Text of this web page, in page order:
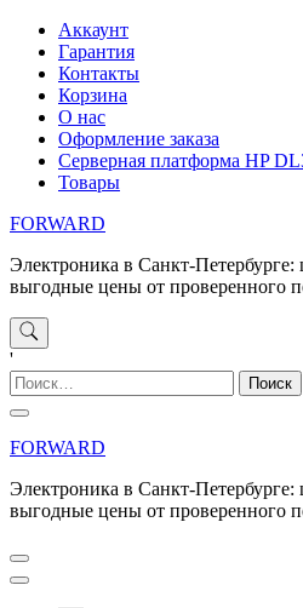
Перейти
содержимому
Аккаунт
Гарантия
Контакты
Корзина
О нас
Оформление заказа
Серверная платформа HP
Товары
FORWARD
Электроника в Санкт-
выгодные цены от проверенного
'
Найти:
FORWARD
Электроника в Санкт-
выгодные цены от проверенного